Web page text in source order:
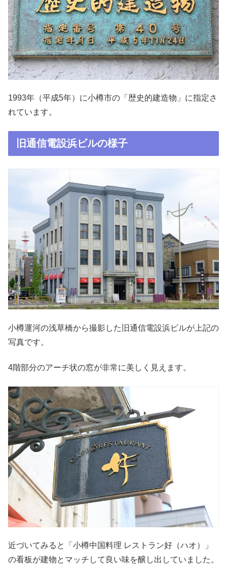
1993年（平成5年）に小樽市の「歴史的建造物」に指定さ
れています。
旧通信電設浜ビルの様子
小樽運河の浅草橋から撮影した旧通信電設浜ビルが上記の
写真です。
4階部分のアーチ状の窓が非常に美しく見えます。
近づいてみると「小樽中国料理 レストラン好（ハオ）」
の看板が建物とマッチして良い味を醸し出していました。